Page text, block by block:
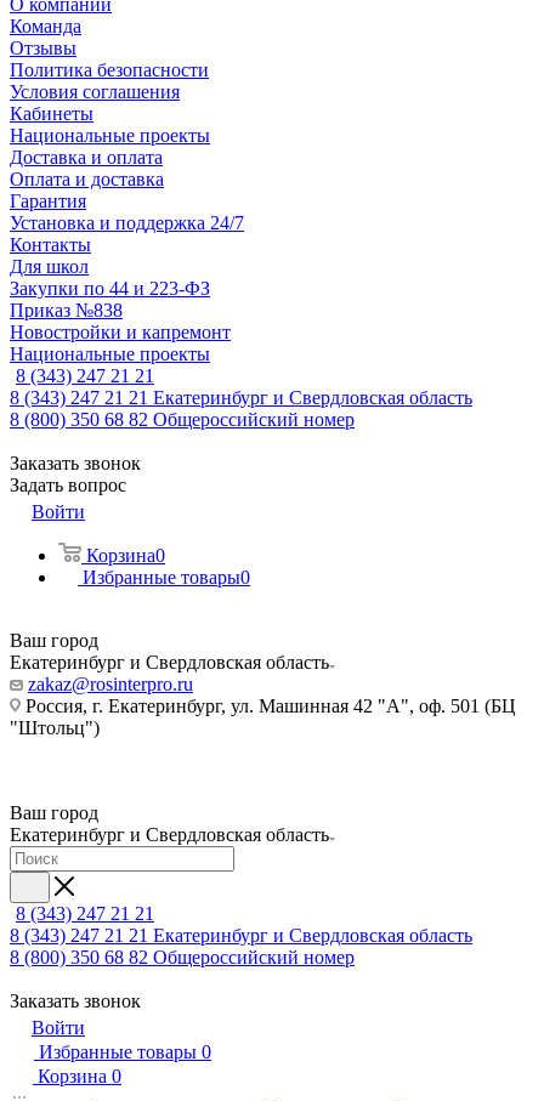
О компании
Команда
Отзывы
Политика безопасности
Условия соглашения
Кабинеты
Национальные проекты
Доставка и оплата
Оплата и доставка
Гарантия
Установка и поддержка 24/7
Контакты
Для школ
Закупки по 44 и 223-ФЗ
Приказ №838
Новостройки и капремонт
Национальные проекты
8 (343) 247 21 21
8 (343) 247 21 21 Екатеринбург и Свердловская область
8 (800) 350 68 82 Общероссийский номер
Заказать звонок
Задать вопрос
Войти
Корзина0
Избранные товары0
Ваш город
Екатеринбург и Свердловская область
zakaz@rosinterpro.ru
Россия, г. Екатеринбург, ул. Машинная 42 "А", оф. 501 (БЦ
"Штольц")
Ваш город
Екатеринбург и Свердловская область
8 (343) 247 21 21
8 (343) 247 21 21 Екатеринбург и Свердловская область
8 (800) 350 68 82 Общероссийский номер
Заказать звонок
Войти
Избранные товары 0
Корзина 0